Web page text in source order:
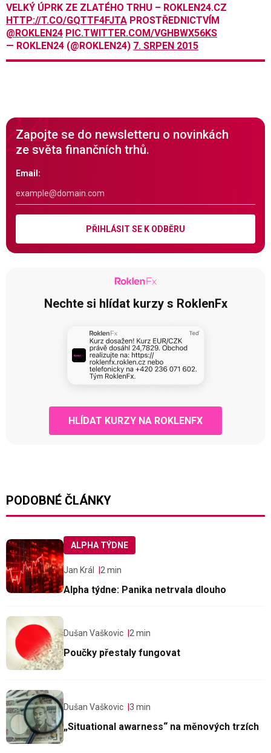
VELKÝ ÚPRK ZE ZLATÉHO TRHU – ROKLEN24.CZ
HTTP://T.CO/GQTTF4FJTA PROSTŘEDNICTVÍM
@ROKLEN24 PIC.TWITTER.COM/VGHBWX56KS
— ROKLEN24 (@ROKLEN24) 7. SRPEN 2015
Zapojte se do newsletteru o novinkách
ze světa finančních trhů.
Email:
PŘIHLÁSIT SE K ODBĚRU
Nechte si hlídat kurzy s RoklenFx
HLÍDAT KURZY NA ROKLENFX
PODOBNÉ ČLÁNKY
ALPHA TÝDNE
Jan Král 2 min
Alpha týdne: Panika netrvala dlouho
Dušan Vaškovic 2 min
Poučky přestaly fungovat
Dušan Vaškovic 3 min
„Situational awarness“ na měnových trzích